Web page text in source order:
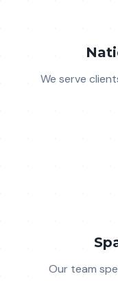
We serve
Our team